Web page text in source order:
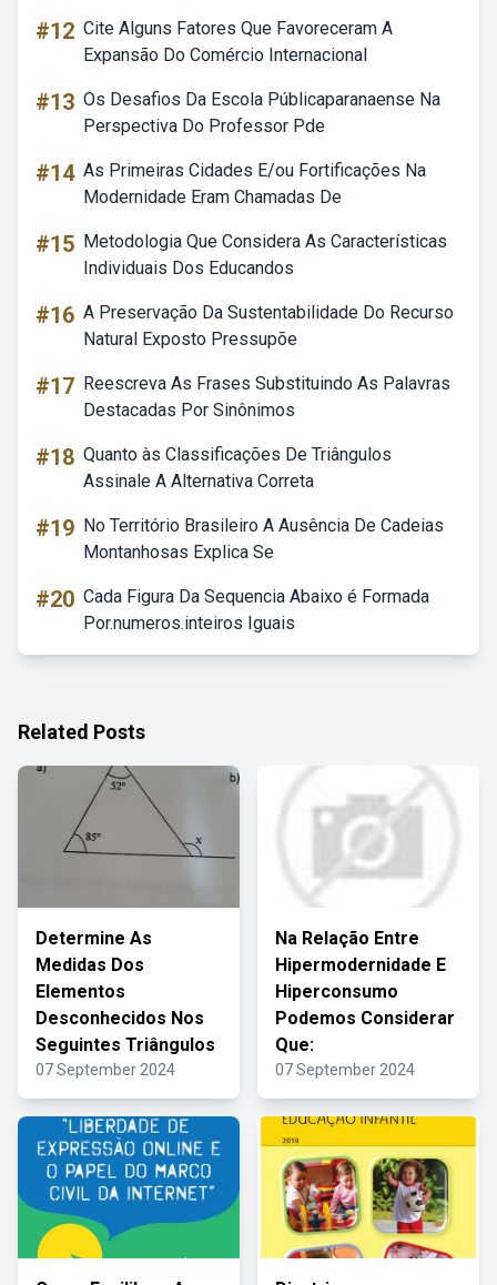
#12 Cite Alguns Fatores Que Favoreceram A
Expansão Do Comércio Internacional
#13 Os Desafios Da Escola Públicaparanaense Na
Perspectiva Do Professor Pde
#14 As Primeiras Cidades E/ou Fortificações Na
Modernidade Eram Chamadas De
#15 Metodologia Que Considera As Características
Individuais Dos Educandos
#16 A Preservação Da Sustentabilidade Do Recurso
Natural Exposto Pressupõe
#17 Reescreva As Frases Substituindo As Palavras
Destacadas Por Sinônimos
#18 Quanto às Classificações De Triângulos
Assinale A Alternativa Correta
#19 No Território Brasileiro A Ausência De Cadeias
Montanhosas Explica Se
#20 Cada Figura Da Sequencia Abaixo é Formada
Por.numeros.inteiros Iguais
Related Posts
Determine As
Medidas Dos
Elementos
Desconhecidos Nos
Seguintes Triângulos
07 September 2024
Na Relação Entre
Hipermodernidade E
Hiperconsumo
Podemos Considerar
Que:
07 September 2024